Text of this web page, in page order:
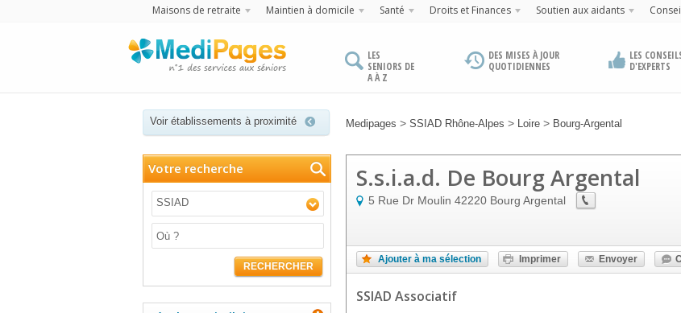
Maisons de retraite Maintien à domicile Santé Droits et Finances Soutien aux aidants
LES
SENIORS DE
A À Z
DES MISES À JOUR
QUOTIDIENNES
LES
D'EXPERTS
Voir établissements à proximité Medipages > SSIAD Rhône-Alpes > Loire > Bourg-Argental
Votre recherche
SSIAD
RECHERCHER
S.s.i.a.d. De Bourg Argental
5 Rue Dr Moulin 42220 Bourg Argental
Ajouter à ma sélection Imprimer Envoyer
SSIAD Associatif